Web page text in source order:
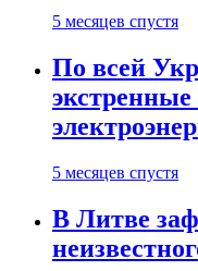
5 месяцев спустя
По всей
5 месяцев спустя
В Литве